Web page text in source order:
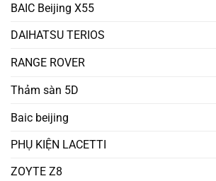
BAIC Beijing X55
DAIHATSU TERIOS
RANGE ROVER
Thảm sàn 5D
Baic beijing
PHỤ KIỆN LACETTI
ZOYTE Z8